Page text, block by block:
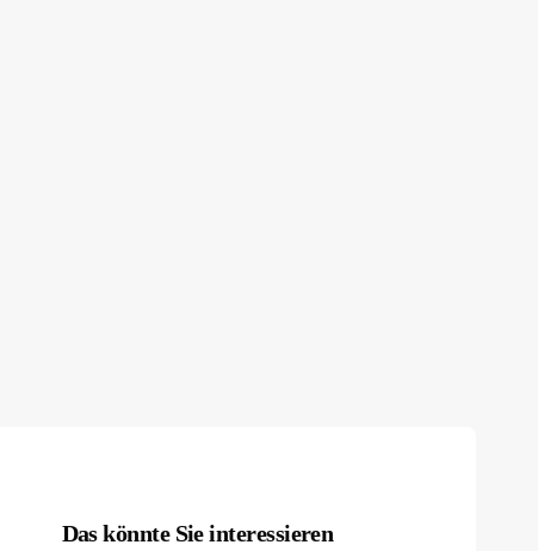
Das könnte Sie interessieren